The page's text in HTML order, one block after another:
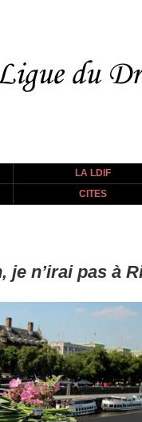
LA LDIF
CITES
je n’irai pas à